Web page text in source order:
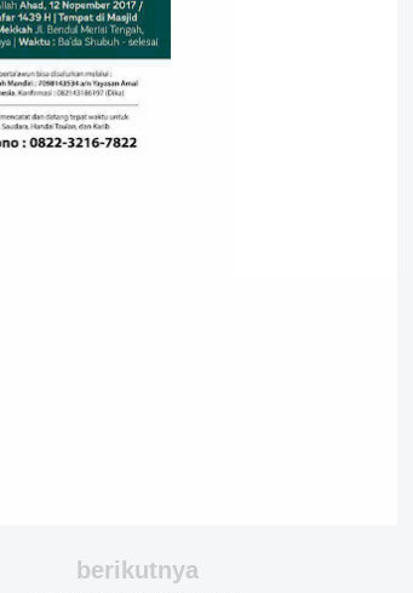
berikutnya